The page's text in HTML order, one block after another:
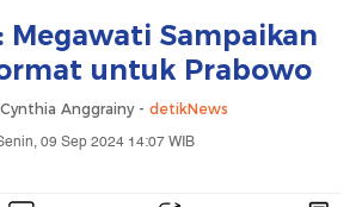
Megawati Sampaikan
untuk Prabowo
Anggrainy - detikNews
09 Sep 2024 14:07 WIB